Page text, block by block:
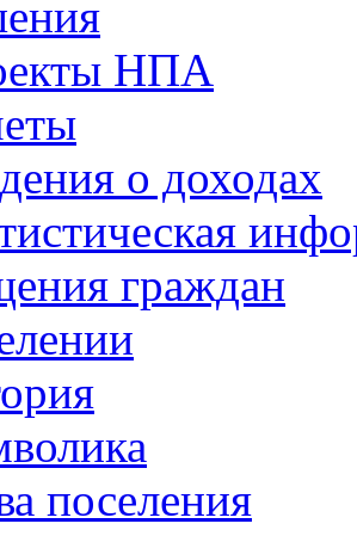
НПА
о доходах
граждан
поселения